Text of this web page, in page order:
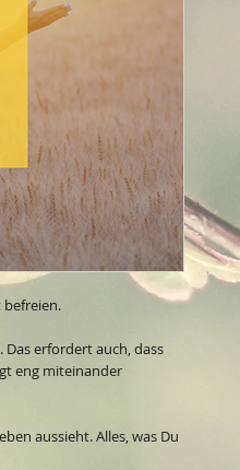
erfordert auch, dass
eng miteinander
aussieht. Alles, was Du